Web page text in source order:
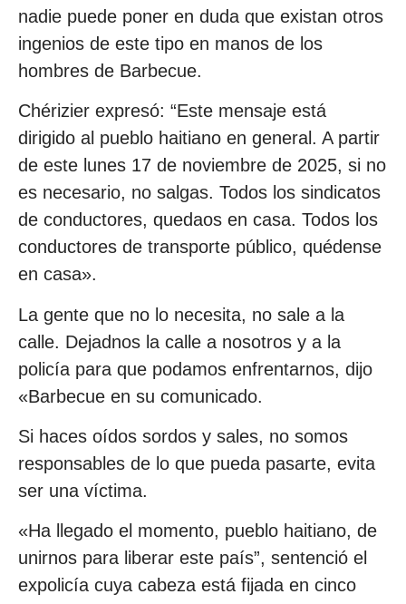
nadie puede poner en duda que existan otros
ingenios de este tipo en manos de los
hombres de Barbecue.
Chérizier expresó: “Este mensaje está
dirigido al pueblo haitiano en general. A partir
de este lunes 17 de noviembre de 2025, si no
es necesario, no salgas. Todos los sindicatos
de conductores, quedaos en casa. Todos los
conductores de transporte público, quédense
en casa».
La gente que no lo necesita, no sale a la
calle. Dejadnos la calle a nosotros y a la
policía para que podamos enfrentarnos, dijo
«Barbecue en su comunicado.
Si haces oídos sordos y sales, no somos
responsables de lo que pueda pasarte, evita
ser una víctima.
«Ha llegado el momento, pueblo haitiano, de
unirnos para liberar este país”, sentenció el
expolicía cuya cabeza está fijada en cinco